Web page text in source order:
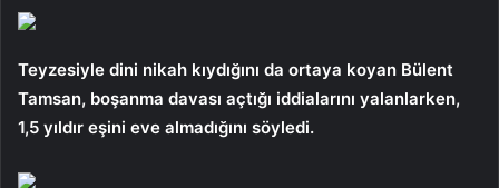
Teyzesiyle dini nikah kıydığını da ortaya koyan Bülent
Tamsan, boşanma davası açtığı iddialarını yalanlarken,
1,5 yıldır eşini eve almadığını söyledi.